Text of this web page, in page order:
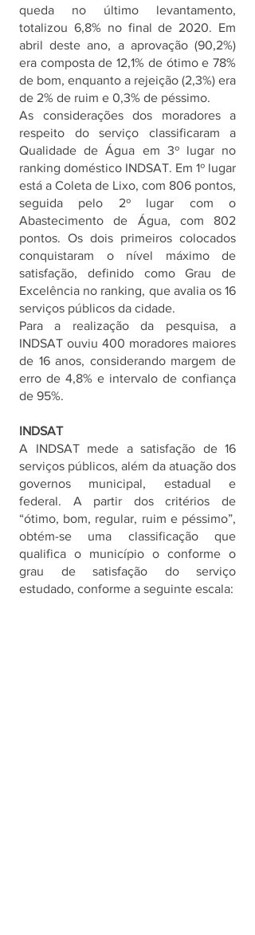
queda no último levantamento,
totalizou 6,8% no final de 2020. Em
abril deste ano, a aprovação (90,2%)
era composta de 12,1% de ótimo e 78%
de bom, enquanto a rejeição (2,3%) era
de 2% de ruim e 0,3% de péssimo.
As considerações dos moradores a
respeito do serviço classificaram a
Qualidade de Água em 3º lugar no
ranking doméstico INDSAT. Em 1º lugar
está a Coleta de Lixo, com 806 pontos,
seguida pelo 2º lugar com o
Abastecimento de Água, com 802
pontos. Os dois primeiros colocados
conquistaram o nível máximo de
satisfação, definido como Grau de
Excelência no ranking, que avalia os 16
serviços públicos da cidade.
Para a realização da pesquisa, a
INDSAT ouviu 400 moradores maiores
de 16 anos, considerando margem de
erro de 4,8% e intervalo de confiança
de 95%.
INDSAT
A INDSAT mede a satisfação de 16
serviços públicos, além da atuação dos
governos municipal, estadual e
federal. A partir dos critérios de
“ótimo, bom, regular, ruim e péssimo”,
obtém-se uma classificação que
qualifica o município o conforme o
grau de satisfação do serviço
estudado, conforme a seguinte escala: